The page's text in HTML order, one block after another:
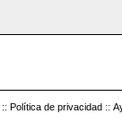
:: Política de privacidad ::